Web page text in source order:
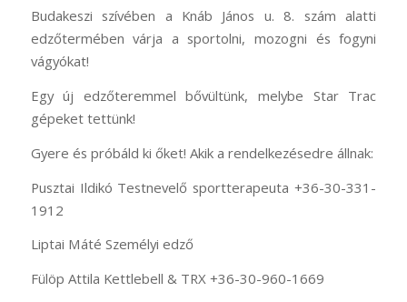
Budakeszi szívében a Knáb János u. 8. szám alatti
edzőtermében várja a sportolni, mozogni és fogyni
vágyókat!
Egy új edzőteremmel bővültünk, melybe Star Trac
gépeket tettünk!
Gyere és próbáld ki őket! Akik a rendelkezésedre állnak:
Pusztai Ildikó Testnevelő sportterapeuta +36-30-331-
1912
Liptai Máté Személyi edző
Fülöp Attila Kettlebell & TRX +36-30-960-1669